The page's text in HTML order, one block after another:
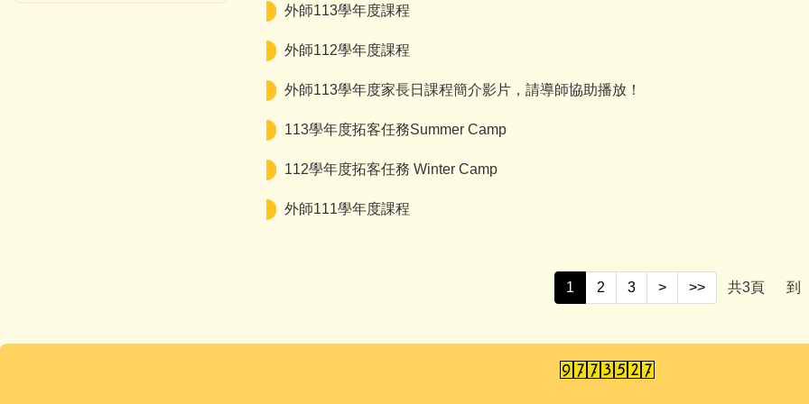
外師113學年度課程
外師112學年度課程
外師113學年度家長日課程簡介影片，請導師協助播放！
113學年度拓客任務Summer Camp
112學年度拓客任務 Winter Camp
外師111學年度課程
1 2 3 > >> 共3頁 到